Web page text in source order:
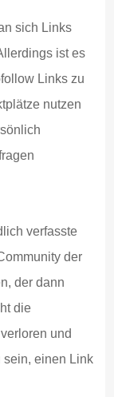
sich Links
ist es
Links zu
nutzen
verfasste
der
der dann
die
und
sein, einen Link